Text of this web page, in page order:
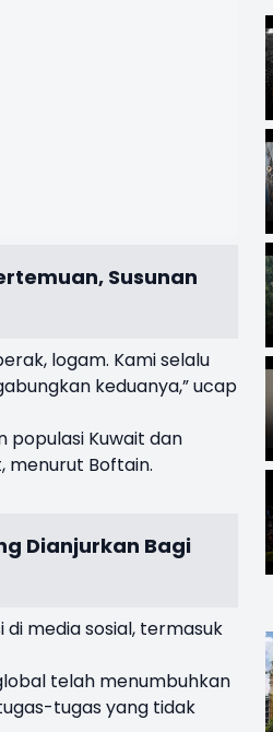
Susunan
logam. Kami selalu
keduanya,” ucap
Kuwait dan
menurut Boftain.
Dianjurkan Bagi
media sosial, termasuk
telah menumbuhkan
tugas yang tidak